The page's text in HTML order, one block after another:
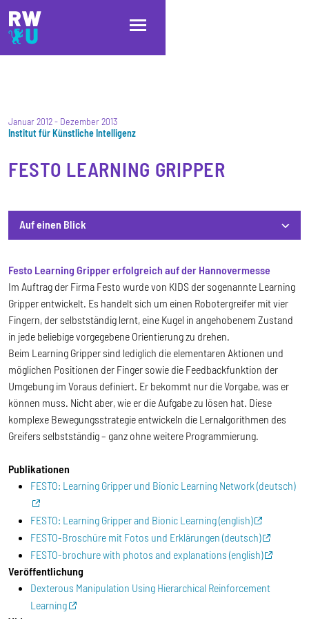
Direkt zum Inhalt
Direkt zur Hauptnavigation
Direkt zum Fußbereich
Januar 2012- Dezember 2013
Institut für Künstliche Intelligenz
FESTO LEARNING GRIPPER
Auf einen Blick
Auf einen Blick
Festo Learning Gripper erfolgreich auf der Hannovermesse
Im Auftrag der Firma Festo wurde von KIDS der sogenannte Learning
Gripper entwickelt. Es handelt sich um einen Robotergreifer mit vier
Fingern, der selbstständig lernt, eine Kugel in angehobenem Zustand
in jede beliebige vorgegebene Orientierung zu drehen.
Beim Learning Gripper sind lediglich die elementaren Aktionen und
möglichen Positionen der Finger sowie die Feedbackfunktion der
Umgebung im Voraus definiert. Er bekommt nur die Vorgabe, was er
können muss. Nicht aber, wie er die Aufgabe zu lösen hat. Diese
komplexe Bewegungsstrategie entwickeln die Lernalgorithmen des
Greifers selbstständig – ganz ohne weitere Programmierung.
Publikationen
FESTO: Learning Gripper und Bionic Learning Network (deutsch)
FESTO: Learning Gripper and Bionic Learning (english)
FESTO-Broschüre mit Fotos und Erklärungen (deutsch)
FESTO-brochure with photos and explanations (english)
Veröffentlichung
Dexterous Manipulation Using Hierarchical Reinforcement
Learning